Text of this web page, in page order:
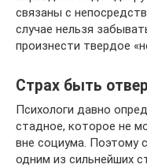
связаны с
случае нельзя
произнести твердое
Страх быть
Психологи давно
стадное, которое не
вне социума. Поэтому
одним из сильнейших